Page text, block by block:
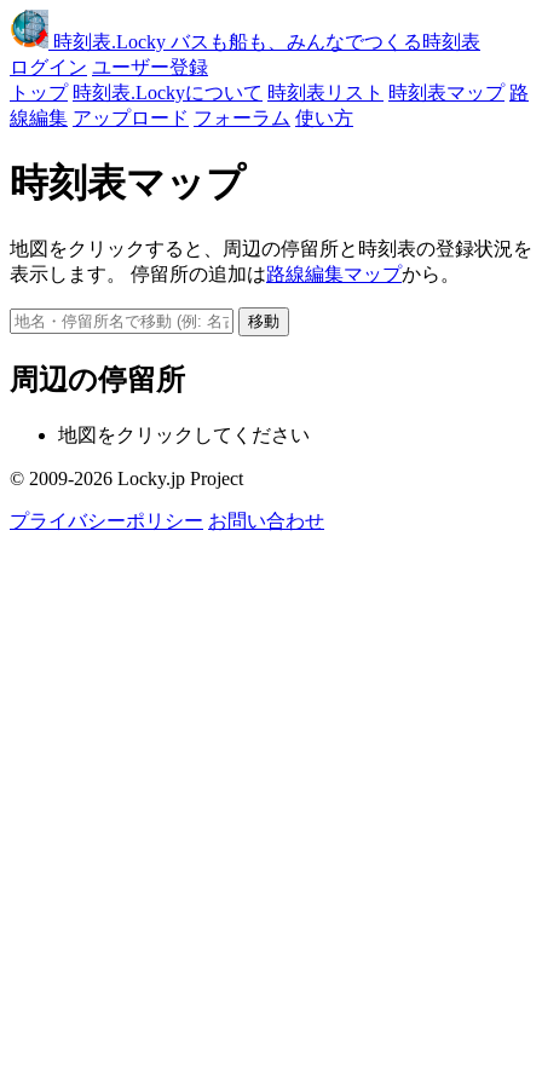
時刻表.Locky バスも船も、みんなでつくる時刻表
ログイン ユーザー登録
トップ 時刻表.Lockyについて 時刻表リスト 時刻表マップ 路
線編集 アップロード フォーラム 使い方
時刻表マップ
地図をクリックすると、周辺の停留所と時刻表の登録状況を
表示します。 停留所の追加は路線編集マップから。
移動
周辺の停留所
地図をクリックしてください
© 2009-2026 Locky.jp Project
プライバシーポリシー お問い合わせ